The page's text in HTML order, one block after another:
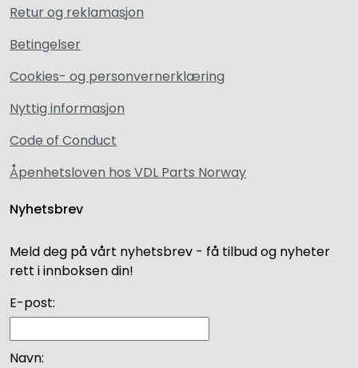
Retur og reklamasjon
Betingelser
Cookies- og personvernerklæring
Nyttig informasjon
Code of Conduct
Åpenhetsloven hos VDL Parts Norway
Nyhetsbrev
Meld deg på vårt nyhetsbrev - få tilbud og nyheter
rett i innboksen din!
E-post:
Navn: